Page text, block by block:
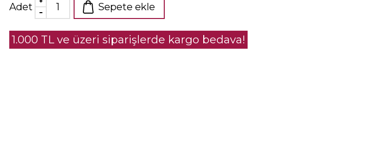
Adet Sepete ekle
1.000 TL ve üzeri siparişlerde kargo bedava!